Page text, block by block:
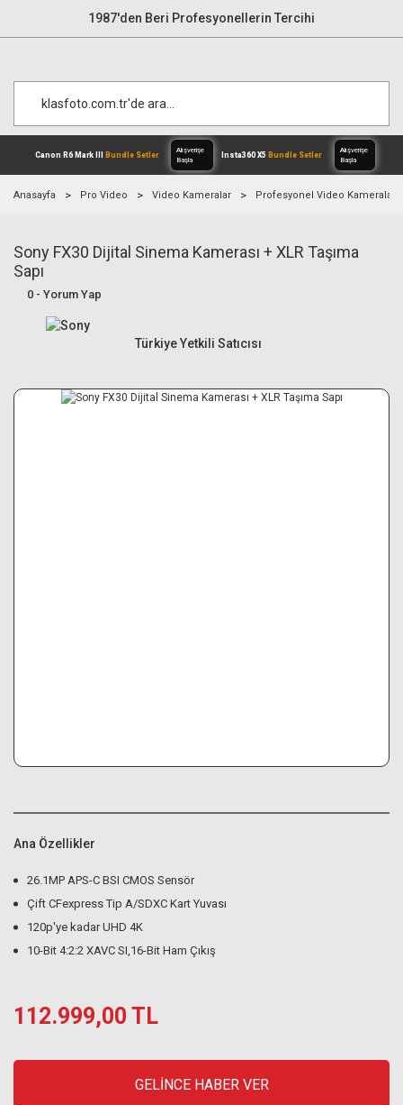
1987'den Beri Profesyonellerin Tercihi
Canon R6 Mark III Bundle Setler
Alışverişe
Anasayfa Pro Video Video Kameralar Profesyonel Video Kameralar
Sony FX30 Dijital Sinema Kamerası + XLR Taşıma
Sapı
0 - Yorum Yap
Türkiye Yetkili Satıcısı
Ana Özellikler
26.1MP APS-C BSI CMOS Sensör
Çift CFexpress Tip A/SDXC Kart Yuvası
120p'ye kadar UHD 4K
10-Bit 4:2:2 XAVC SI,16-Bit Ham Çıkış
112.999,00 TL
GELİNCE HABER VER